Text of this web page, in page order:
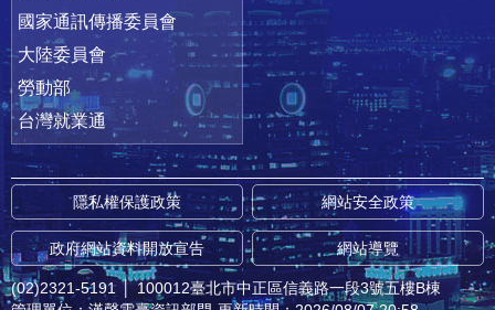
國家通訊傳播委員會
大陸委員會
勞動部
台灣就業通
隱私權保護政策 網站安全政策
政府網站資料開放宣告 網站導覽
(02)2321-5191 │ 100012臺北市中正區信義路一段3號五樓B棟